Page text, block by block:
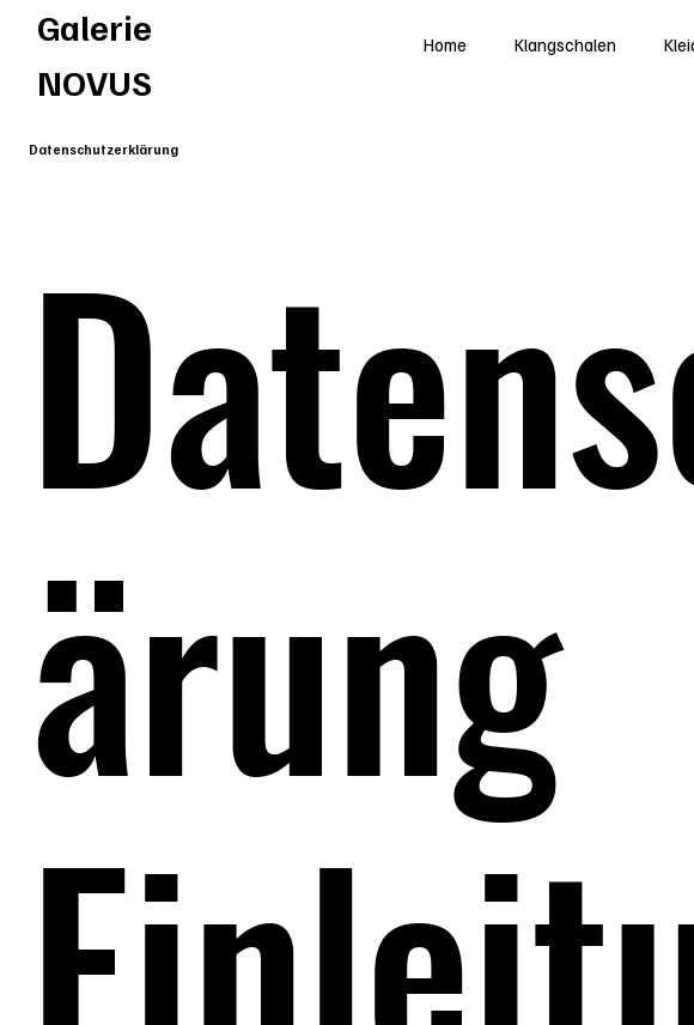
Galerie
NOVUS
Home Klangschalen
Datenschutzerklärung
ärung